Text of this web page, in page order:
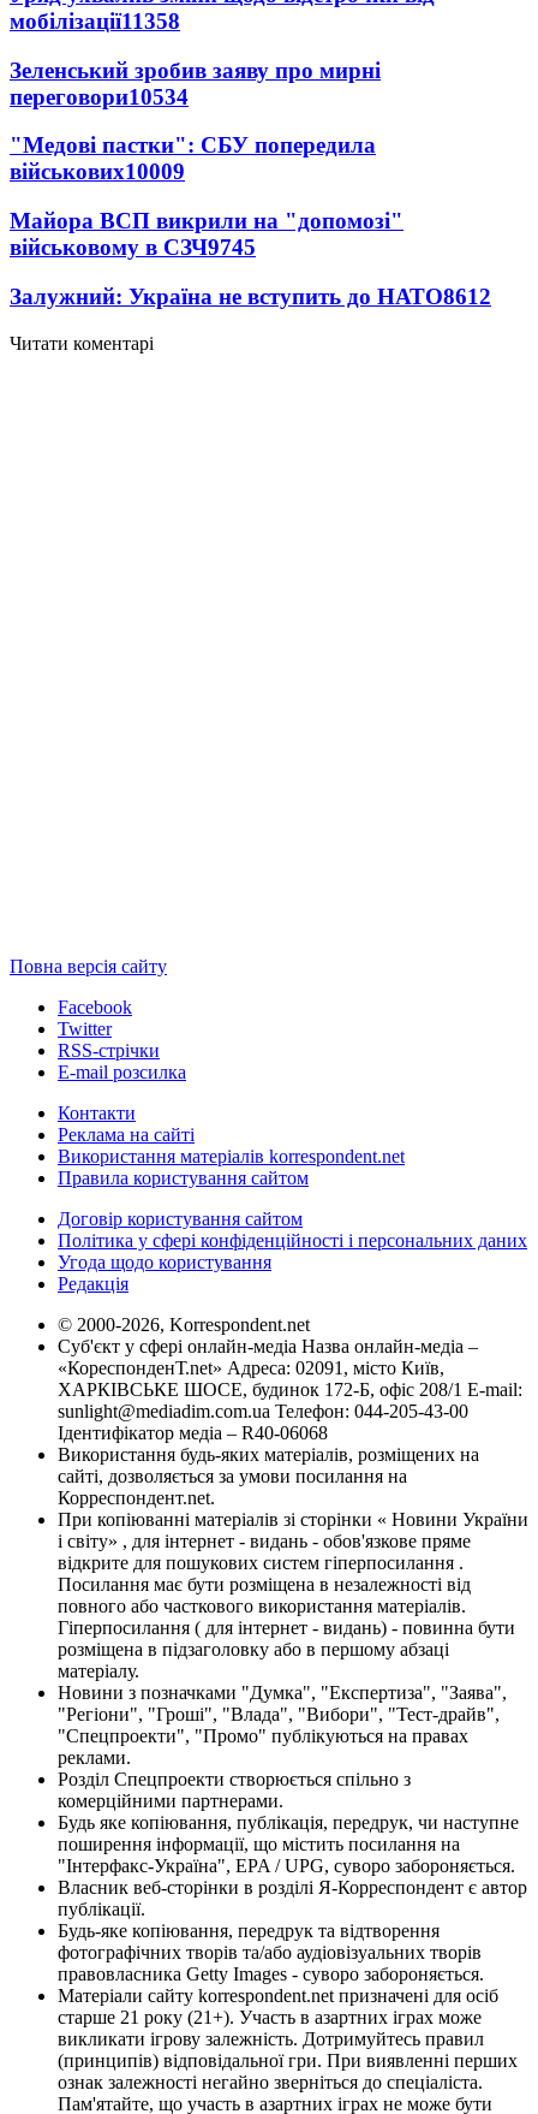
мобілізації11358
Зеленський зробив заяву про мирні
переговори10534
"Медові пастки": СБУ попередила
військових10009
Майора ВСП викрили на "допомозі"
військовому в СЗЧ9745
Залужний: Україна не вступить до НАТО8612
Читати коментарі
Повна версія сайту
Facebook
Twitter
RSS-стрічки
E-mail розсилка
Контакти
Реклама на сайті
Використання матеріалів korrespondent.net
Правила користування сайтом
Договір користування сайтом
Політика у сфері конфіденційності і персональних даних
Угода щодо користування
Редакція
© 2000-2026, Korrespondent.net
Суб'єкт у сфері онлайн-медіа Назва онлайн-медіа –
«КореспонденТ.net» Адреса: 02091, місто Київ,
ХАРКІВСЬКЕ ШОСЕ, будинок 172-Б, офіс 208/1 E-mail:
sunlight@mediadim.com.ua Телефон: 044-205-43-00
Ідентифікатор медіа – R40-06068
Використання будь-яких матеріалів, розміщених на
сайті, дозволяється за умови посилання на
Корреспондент.net.
При копіюванні матеріалів зі сторінки « Новини України
і світу» , для інтернет - видань - обов'язкове пряме
відкрите для пошукових систем гіперпосилання .
Посилання має бути розміщена в незалежності від
повного або часткового використання матеріалів.
Гіперпосилання ( для інтернет - видань) - повинна бути
розміщена в підзаголовку або в першому абзаці
матеріалу.
Новини з позначками "Думка", "Експертиза", "Заява",
"Регіони", "Гроші", "Влада", "Вибори", "Тест-драйв",
"Спецпроекти", "Промо" публікуються на правах
реклами.
Розділ Спецпроекти створюється спільно з
комерційними партнерами.
Будь яке копіювання, публікація, передрук, чи наступне
поширення інформації, що містить посилання на
"Інтерфакс-Україна", EPA / UPG, суворо забороняється.
Власник веб-сторінки в розділі Я-Корреспондент є автор
публікації.
Будь-яке копіювання, передрук та відтворення
фотографічних творів та/або аудіовізуальних творів
правовласника Getty Images - суворо забороняється.
Матеріали сайту korrespondent.net призначені для осіб
старше 21 року (21+). Участь в азартних іграх може
викликати ігрову залежність. Дотримуйтесь правил
(принципів) відповідальної гри. При виявленні перших
ознак залежності негайно зверніться до спеціаліста.
Пам'ятайте, що участь в азартних іграх не може бути